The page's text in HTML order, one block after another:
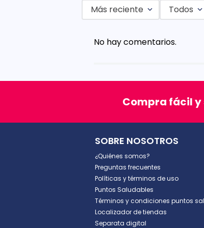
Título
★★★★
Tu nombre
Dirección de email
Escribe un comentario
Más reciente Todos
No hay comentarios.
Compra fácil y
SOBRE NOSOTROS
¿Quiénes somos?
Preguntas frecuentes
Políticas y términos de uso
Puntos Saludables
Términos y condiciones puntos
Localizador de tiendas
Separata digital